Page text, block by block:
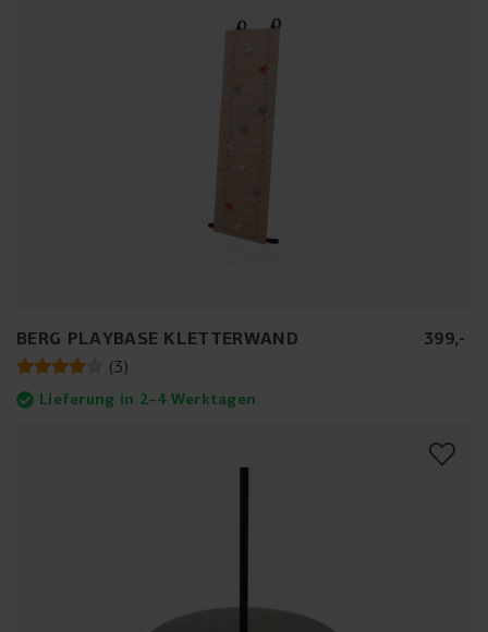
BERG PLAYBASE KLETTERWAND 399,-
(3)
Lieferung in 2–4 Werktagen